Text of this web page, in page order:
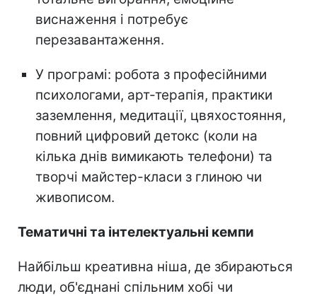
виснаження і потребує
перезавантаження.
У програмі: робота з професійними
психологами, арт-терапія, практики
заземлення, медитації, цвяхостояння,
повний цифровий детокс (коли на
кілька днів вимикають телефони) та
творчі майстер-класи з глиною чи
живописом.
Тематичні та інтелектуальні кемпи
Найбільш креативна ніша, де збираються
люди, об'єднані спільним хобі чи